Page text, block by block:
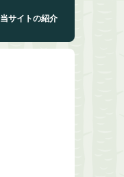
当サイトの紹介